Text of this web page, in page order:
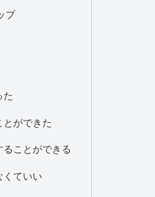
プ
た
とができた
ことができる
くていい